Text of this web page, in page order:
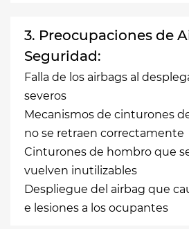
3. Preocupaciones de
Seguridad:
Falla de los airbags al
severos
Mecanismos de cinturones
no se retraen correctamente
Cinturones de hombro que
vuelven inutilizables
Despliegue del airbag que
e lesiones a los ocupantes